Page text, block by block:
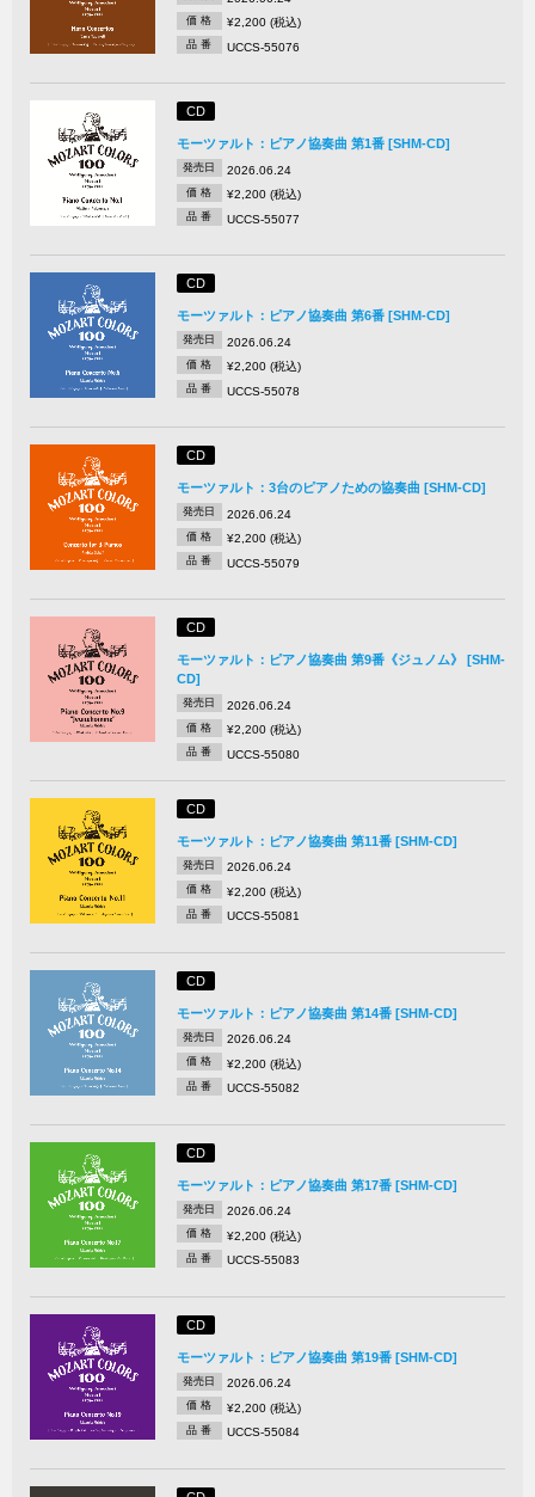
価 格 ¥2,200 (税込)
品 番 UCCS-55076
CD
モーツァルト：ピアノ協奏曲 第1番 [SHM-CD]
発売日 2026.06.24
価 格 ¥2,200 (税込)
品 番 UCCS-55077
CD
モーツァルト：ピアノ協奏曲 第6番 [SHM-CD]
発売日 2026.06.24
価 格 ¥2,200 (税込)
品 番 UCCS-55078
CD
モーツァルト：3台のピアノための協奏曲 [SHM-CD]
発売日 2026.06.24
価 格 ¥2,200 (税込)
品 番 UCCS-55079
CD
モーツァルト：ピアノ協奏曲 第9番《ジュノム》 [SHM-
CD]
発売日 2026.06.24
価 格 ¥2,200 (税込)
品 番 UCCS-55080
CD
モーツァルト：ピアノ協奏曲 第11番 [SHM-CD]
発売日 2026.06.24
価 格 ¥2,200 (税込)
品 番 UCCS-55081
CD
モーツァルト：ピアノ協奏曲 第14番 [SHM-CD]
発売日 2026.06.24
価 格 ¥2,200 (税込)
品 番 UCCS-55082
CD
モーツァルト：ピアノ協奏曲 第17番 [SHM-CD]
発売日 2026.06.24
価 格 ¥2,200 (税込)
品 番 UCCS-55083
CD
モーツァルト：ピアノ協奏曲 第19番 [SHM-CD]
発売日 2026.06.24
価 格 ¥2,200 (税込)
品 番 UCCS-55084